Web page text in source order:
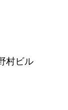
村ビル